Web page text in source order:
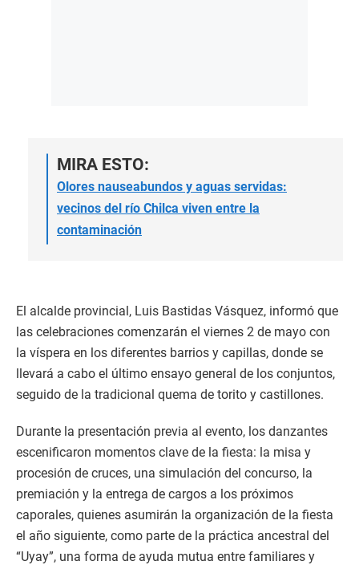
MIRA ESTO:
Olores nauseabundos y aguas servidas:
vecinos del río Chilca viven entre la
contaminación
El alcalde provincial, Luis Bastidas Vásquez, informó que
las celebraciones comenzarán el viernes 2 de mayo con
la víspera en los diferentes barrios y capillas, donde se
llevará a cabo el último ensayo general de los conjuntos,
seguido de la tradicional quema de torito y castillones.
Durante la presentación previa al evento, los danzantes
escenificaron momentos clave de la fiesta: la misa y
procesión de cruces, una simulación del concurso, la
premiación y la entrega de cargos a los próximos
caporales, quienes asumirán la organización de la fiesta
el año siguiente, como parte de la práctica ancestral del
“Uyay”, una forma de ayuda mutua entre familiares y